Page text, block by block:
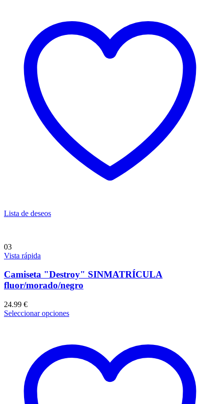
Lista de deseos
03
Vista rápida
Camiseta "Destroy" SINMATRÍCULA
fluor/morado/negro
24.99 €
Seleccionar opciones